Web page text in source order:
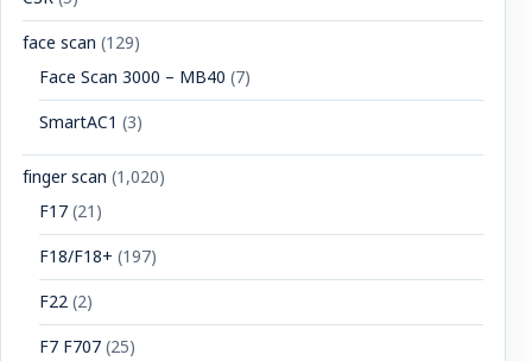
face scan (129)
Face Scan 3000 – MB40 (7)
SmartAC1 (3)
finger scan (1,020)
F17(21)
F18/F18+ (197)
F22(2)
F7 F707(25)